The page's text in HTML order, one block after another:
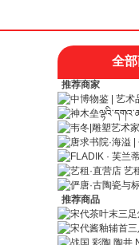
全
推荐商家
艺
推荐商品